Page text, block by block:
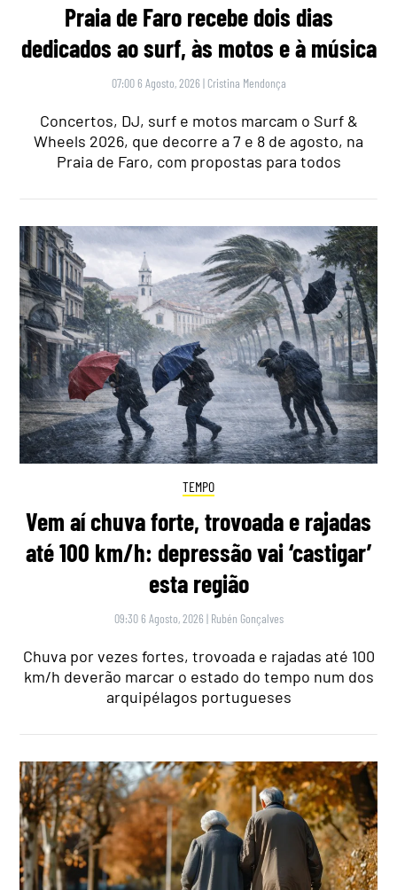
Praia de Faro recebe dois dias
dedicados ao surf, às motos e à música
07:00 6 Agosto, 2026 | Cristina Mendonça
Concertos, DJ, surf e motos marcam o Surf &
Wheels 2026, que decorre a 7 e 8 de agosto, na
Praia de Faro, com propostas para todos
TEMPO
Vem aí chuva forte, trovoada e rajadas
até 100 km/h: depressão vai ‘castigar’
esta região
09:30 6 Agosto, 2026 | Rubén Gonçalves
Chuva por vezes fortes, trovoada e rajadas até 100
km/h deverão marcar o estado do tempo num dos
arquipélagos portugueses